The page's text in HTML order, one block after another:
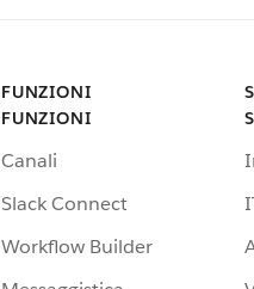
FUNZIONI
FUNZIONI
Canali
Slack Connect
Workflow Builder